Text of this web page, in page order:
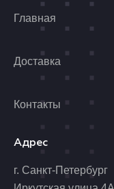
Главная
Доставка
Контакты
Адрес
г. Санкт-Петербург